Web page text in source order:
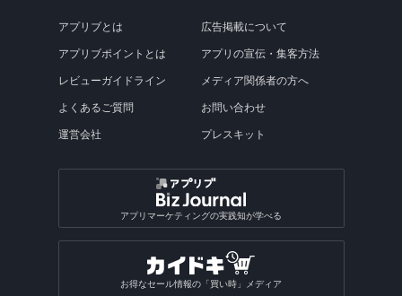
アプリブとは
アプリブポイントとは
レビューガイドライン
よくあるご質問
運営会社
広告掲載について
アプリの宣伝・集客方法
メディア関係者の方へ
お問い合わせ
プレスキット
アプリマーケティングの実践知が学べる
お得なセール情報の「買い時」メディア